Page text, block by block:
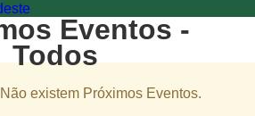
Eventos -
Todos
Não existem Próximos Eventos.